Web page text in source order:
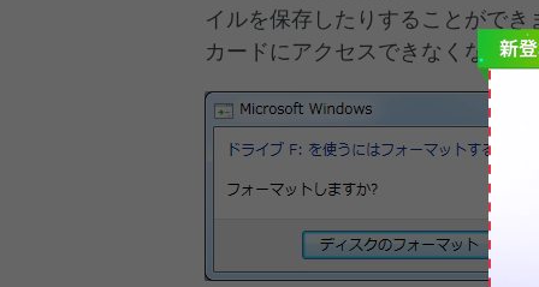
イルを保存したりすることがで
カードにアクセスできなくなりま